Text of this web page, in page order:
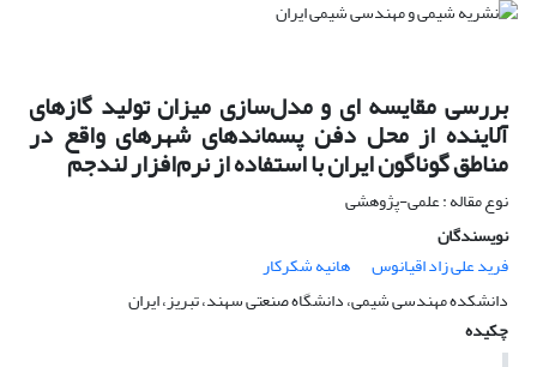
بررسی مقایسه ای و مدل‌سازی میزان تولید گازهای
آلاینده از محل دفن پسماند‌های شهر‌های واقع در
مناطق گوناگون ایران با استفاده از نرم‌افزار لندجم
نوع مقاله : علمی-پژوهشی
نویسندگان
فرید علی زاد اقیانوس
هانیه شکرکار
دانشکده مهندسی شیمی، دانشگاه صنعتی سهند، تبریز، ایران
چکیده